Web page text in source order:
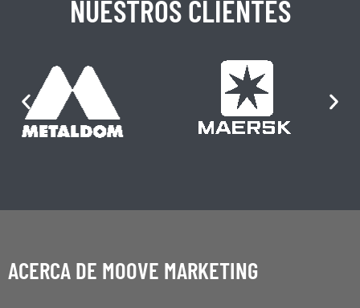
NUESTROS CLIENTES
ACERCA DE MOOVE MARKETING